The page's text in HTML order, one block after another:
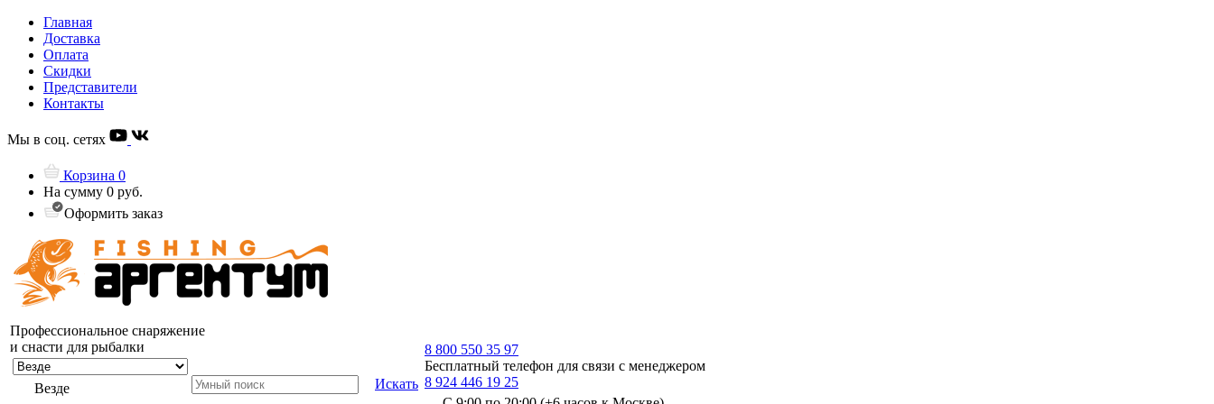
Главная
Доставка
Оплата
Скидки
Представители
Контакты
Мы в соц. сетях
Корзина 0
На сумму 0 руб.
Оформить заказ
Профессиональное снаряжение
и снасти для рыбалки
Везде Искать
8 800 550 35 97
Бесплатный телефон для связи с менеджером
8 924 446 19 25